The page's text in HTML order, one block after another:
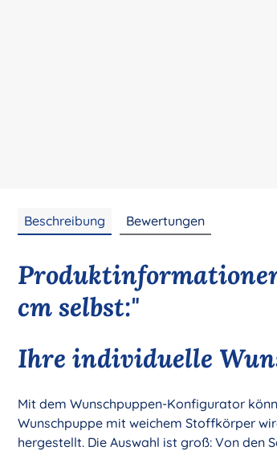
Beschreibung Bewertungen
cm selbst:"
Ihre individuelle
Mit dem Wunschpuppen-Konfigurator
Wunschpuppe mit weichem Stoffkörper
hergestellt. Die Auswahl ist groß: Von den